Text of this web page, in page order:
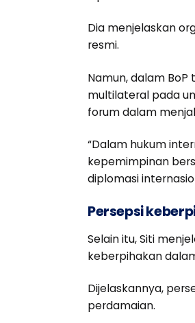
Dia menjelaskan
resmi.
Namun, dalam
multilateral pada
forum dalam
“Dalam hukum
kepemimpinan
diplomasi
Persepsi
Selain itu, Siti
keberpihakan
Dijelaskannya,
perdamaian.